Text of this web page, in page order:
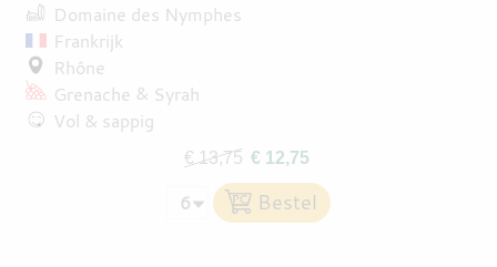
Domaine des Nymphes
Frankrijk
Rhône
Grenache
Syrah
Vol & sappig
€ 13,75 € 12,75